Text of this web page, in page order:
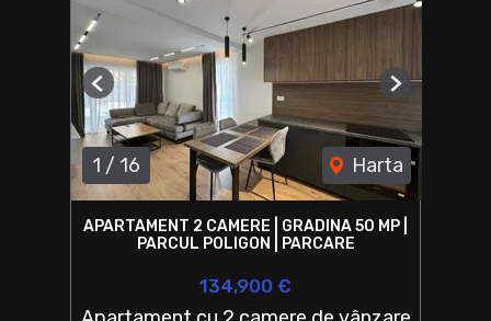
1 / 16 Harta
Previous Next
APARTAMENT 2 CAMERE | GRADINA 50 MP |
PARCUL POLIGON | PARCARE
134,900 €